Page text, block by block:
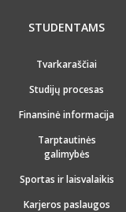
STUDENTAMS
Tvarkaraščiai
Studijų procesas
Finansinė informacija
Tarptautinės
galimybės
Sportas ir laisvalaikis
Karjeros paslaugos